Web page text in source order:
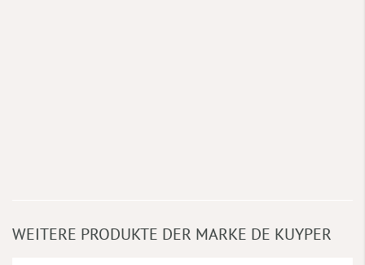
WEITERE PRODUKTE DER MARKE DE KUYPER